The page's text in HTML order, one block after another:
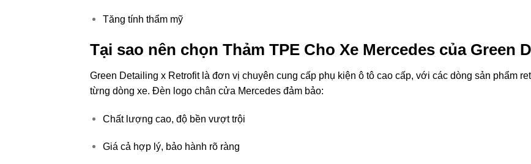
Tăng tính thẩm mỹ
Tại sao nên chọn Thảm TPE Cho Xe Mercedes của Green
Green Detailing x Retrofit là đơn vị chuyên cung cấp phụ kiện ô tô cao cấp, với các dòng sản phẩm
từng dòng xe. Đèn logo chân cửa Mercedes đảm bảo:
Chất lượng cao, độ bền vượttrội
Giá cả hợp lý, bảo hành rõ ràng